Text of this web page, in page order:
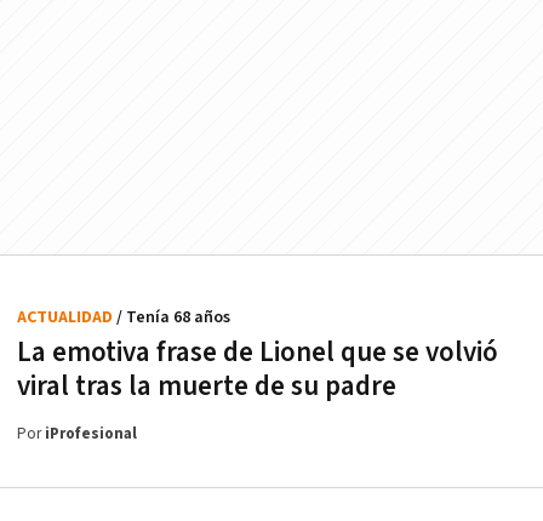
La emotiva frase de Lionel que se volvió
viral tras la muerte de su padre
ACTUALIDAD / Tenía 68 años
PoriProfesional